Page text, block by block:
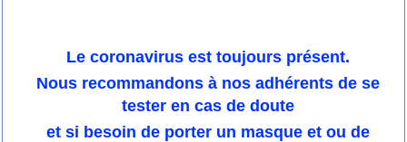
Le coronavirus est toujours présent.
Nous recommandons à nos adhérents de se
tester en cas de doute
et si besoin de porter un masque et ou de